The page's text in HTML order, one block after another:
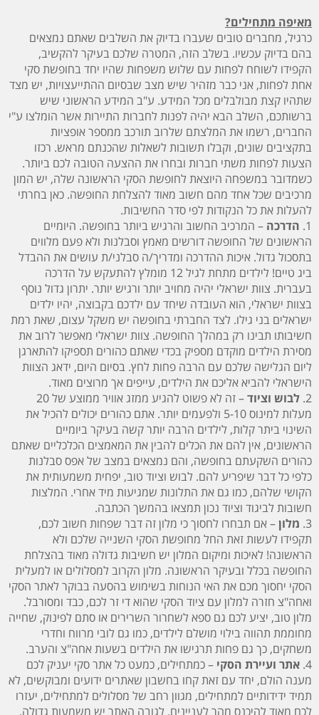
מאיפה מתחילים?
כרגיל, מחברים טובים שעברו בדיוק את השלבים שאתם נמצאים
בהם בדיוק עכשיו. בשלב הזה, המטרה שלכם בעיקר להקשיב,
הקפידו לשוחח לפחות עם שלוש משפחות שהיו יחד בחופשת סקי
אחת לפחות, אני כבר מזהיר שיש מצב שבסיום ההתייעצויות, יש מצד
שתהיו קצת מבולבלים מכל המידע. ע"ב המידע הראשוני שיש
ברשותכם, השלב הבא יהיה לפנות לחברות התיירות אשר הומלצו ע"י
החברים, רשמו את המלצתם שלרוב תורכב ממספר אופציות
בתקציבים שונים, וקבלו תשובות לשאלות שהכנתם מראש. רכזו
הצעות לפחות משתי חברות ובחרו את ההצעה הטובה לכם ביותר.
כשמדובר במשפחה היוצאת לחופשת הסקי הראשונה שלה, יש המון
מרכיבים שכל אחד מהם חשוב מאוד להצלחת החופשה. כאן בחרתי
להעלות את כל הנקודות לפי סדר החשיבות.
1. הדרכה – המרכיב החשוב והרגיש ביותר בחופשה. היומיים
הראשונים של החופשה דורשים מאמץ וסבלנות ולא פעם מלווים
בתסכול גדול. איכות ההדרכה ומדריך/ה סבלני/ת עושים את ההבדל
ביג טיים! לילדים מתחת לגיל 12 מומלץ להתעקש על הדרכה
בעברית. צוות ישראלי יהיה מחויב יותר ורגיש יותר. יתרון גדול נוסף
בצוות ישראלי, הוא העובדה שיחד עם ילדכם בקבוצה, יהיו ילדים
ישראלים בני גילו. לצד החברתי בחופשה יש משקל עצום, שאת רמת
חשיבותו תבינו רק במהלך החופשה. צוות ישראלי מאפשר לרוב את
מסירת הילדים מוקדם מספיק בכדי שאתם כהורים תספיקו להתארגן
ליום הגלישה שלכם עם הרבה פחות לחץ. בסיום היום, ידאג הצוות
הישראלי להביא אליכם את הילדים, עייפים אך מרוצים מאוד.
2. לבוש וציוד
– זה לא פשוט להגיע ממזג אוויר ממוצע של 20
מעלות למינוס 5-10 ולפעמים יותר. אתם כהורים יכולים להכיל את
השינוי ביתר קלות, לילדים הרבה יותר קשה בעיקר ביומיים
הראשונים, אין להם את הכלים להבין את המאמצים הכלכליים שאתם
כהורים השקעתם בחופשה, והם נמצאים במצב של אפס סבלנות
כלפי כל דבר שיפריע להם. לבוש וציוד טוב, יפחית משמעותית את
הקושי שלהם, כמו גם את התלונות שמגיעות מיד אחרי. המלצות
חשובות לביגוד וציוד נכון תמצאו בהמשך הכתבה.
3. מלון– אם תבחרו לחסוך כי מלון זה דבר שפחות חשוב לכם,
תקפידו לעשות זאת החל מחופשת הסקי השנייה שלכם ולא
הראשונה! לאיכות ומיקום המלון יש חשיבות גדולה מאוד בהצלחת
החופשה בכלל ובעיקר הראשונה. מלון הקרוב למסלולים או למעלית
הסקי יחסוך מכם את האי הנוחות בשימוש בהסעה בבוקר לאתר הסקי
ואחה"צ חזרה למלון עם ציוד הסקי שהוא די זר לכם, כבד ומסורבל.
מלון טוב, יציע לכם גם ספא לשחרור השרירים או סתם לפינוק, שחייה
מחוממת תהווה בילוי מושלם לילדים, כמו גם לובי מרווח וחדרי
משחקים, כך גם פחות תרגישו את הילדים בשעות אחה"צ והערב.
4. אתר ועיירת הסקי – כמתחילים, כמעט כל אתר סקי יעניק לכם
מענה הולם, יחד עם זאת קחו בחשבון שאתרים ידועים ומבוקשים, לא
תמיד ידידותיים למתחילים, מגוון רחב של מסלולים למתחילים, יעזרו
לכם מאוד להיכנס מהר לעניינים, לגובה האתר יש משמעות גדולה,